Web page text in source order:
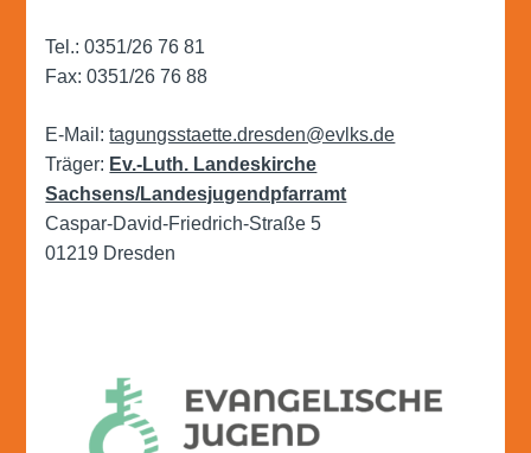
Tel.: 0351/26 76 81
Fax: 0351/26 76 88
E-Mail:tagungsstaette.dresden@evlks.de
Träger: Ev.-Luth. Landeskirche
Sachsens/Landesjugendpfarramt
Caspar-David-Friedrich-Straße 5
01219 Dresden